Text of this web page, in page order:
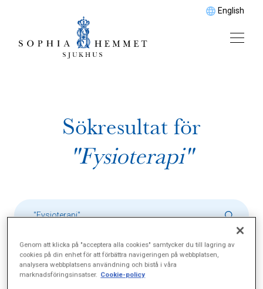
English
Sökresultat för
"Fysioterapi"
Genom att klicka på "acceptera alla cookies" samtycker du till lagring av
cookies på din enhet för att förbättra navigeringen på webbplatsen,
analysera webbplatsens användning och bistå i våra
marknadsföringsinsatser. Cookie-policy